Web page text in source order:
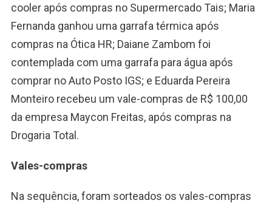
cooler após compras no Supermercado Tais; Maria
Fernanda ganhou uma garrafa térmica após
compras na Ótica HR; Daiane Zambom foi
contemplada com uma garrafa para água após
comprar no Auto Posto IGS; e Eduarda Pereira
Monteiro recebeu um vale-compras de R$ 100,00
da empresa Maycon Freitas, após compras na
Drogaria Total.
Vales-compras
Na sequência, foram sorteados os vales-compras